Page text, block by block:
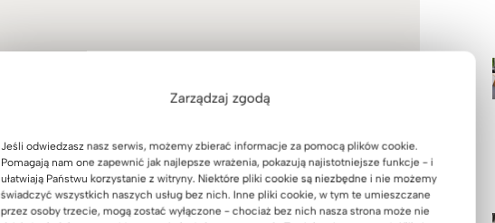
Zarządzaj zgodą
Jeśli odwiedzasz nasz serwis, możemy zbierać informacje za pomocą plików cookie.
Pomagają nam one zapewnić jak najlepsze wrażenia, pokazują najistotniejsze funkcje - i
ułatwiają Państwu korzystanie z witryny. Niektóre pliki cookie są niezbędne i nie możemy
świadczyć wszystkich naszych usług bez nich. Inne pliki cookie, w tym te umieszczane
przez osoby trzecie, mogą zostać wyłączone - chociaż bez nich nasza strona może nie